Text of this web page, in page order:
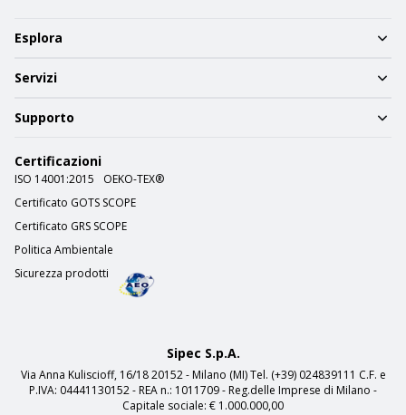
Esplora
Servizi
Supporto
Certificazioni
ISO 14001:2015
OEKO-TEX®
Certificato GOTS SCOPE
Certificato GRS SCOPE
Politica Ambientale
Sicurezza prodotti
Sipec S.p.A.
Via Anna Kuliscioff, 16/18 20152 - Milano (MI) Tel. (+39) 024839111 C.F. e
P.IVA: 04441130152 - REA n.: 1011709 - Reg.delle Imprese di Milano -
Capitale sociale: € 1.000.000,00